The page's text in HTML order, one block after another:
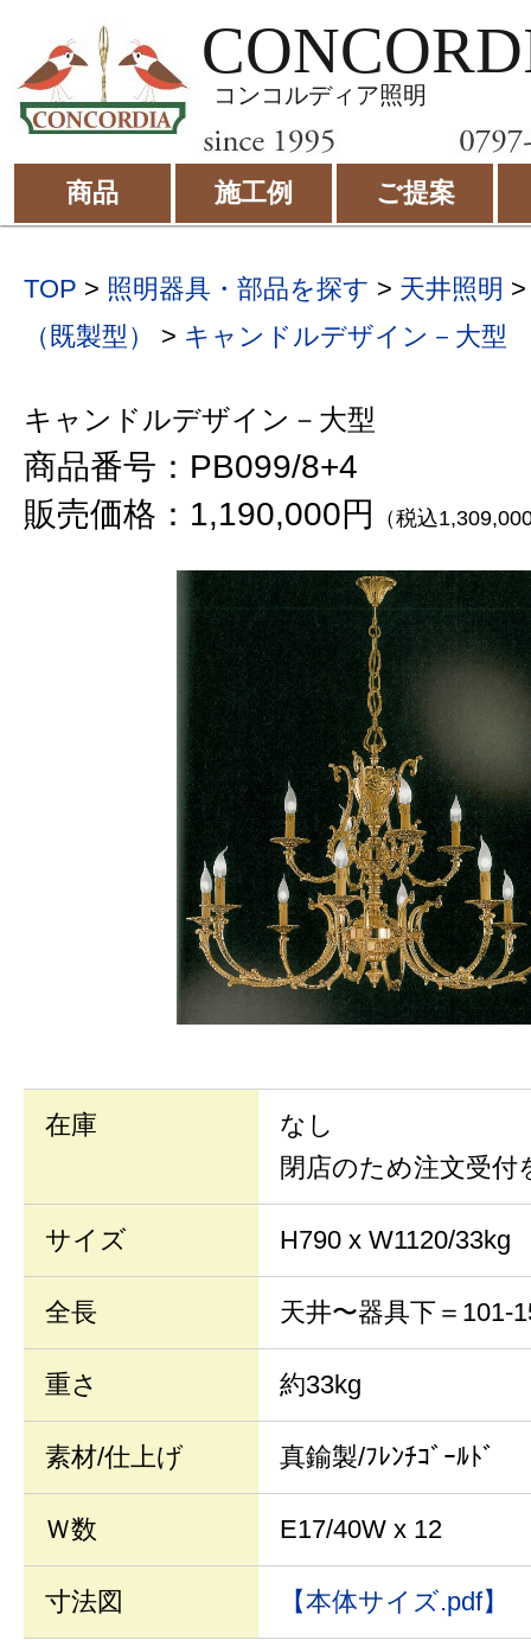
コンコルディア照明
商品 施工例 ご提案
TOP > 照明器具・部品を探す > 天井照明
（既製型）
> キャンドルデザイン－大型
キャンドルデザイン－大型
商品番号：PB099/8+4
販売価格：1,190,000円
（税込
在庫
なし
閉店のため注文受付
サイズ H790 x W1120/33kg
全長 天井〜器具下＝101-
重さ 約33kg
素材/仕上げ 真鍮製/ﾌﾚﾝﾁｺﾞｰﾙﾄﾞ
Ｗ数 E17/40W x 12
寸法図 【本体サイズ.pdf】